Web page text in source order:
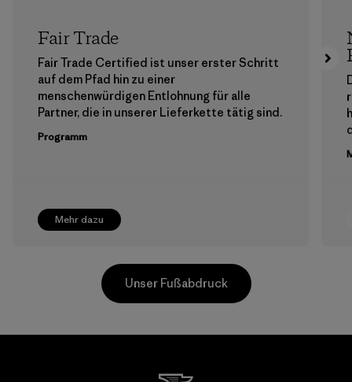
Mehr dazu
Fair Trade
Fair Trade Certified ist unser erster Schritt
auf dem Pfad hin zu einer
menschenwürdigen Entlohnung für alle
Partner, die in unserer Lieferkette tätig sind.
Programm
Unser Fußabdruck